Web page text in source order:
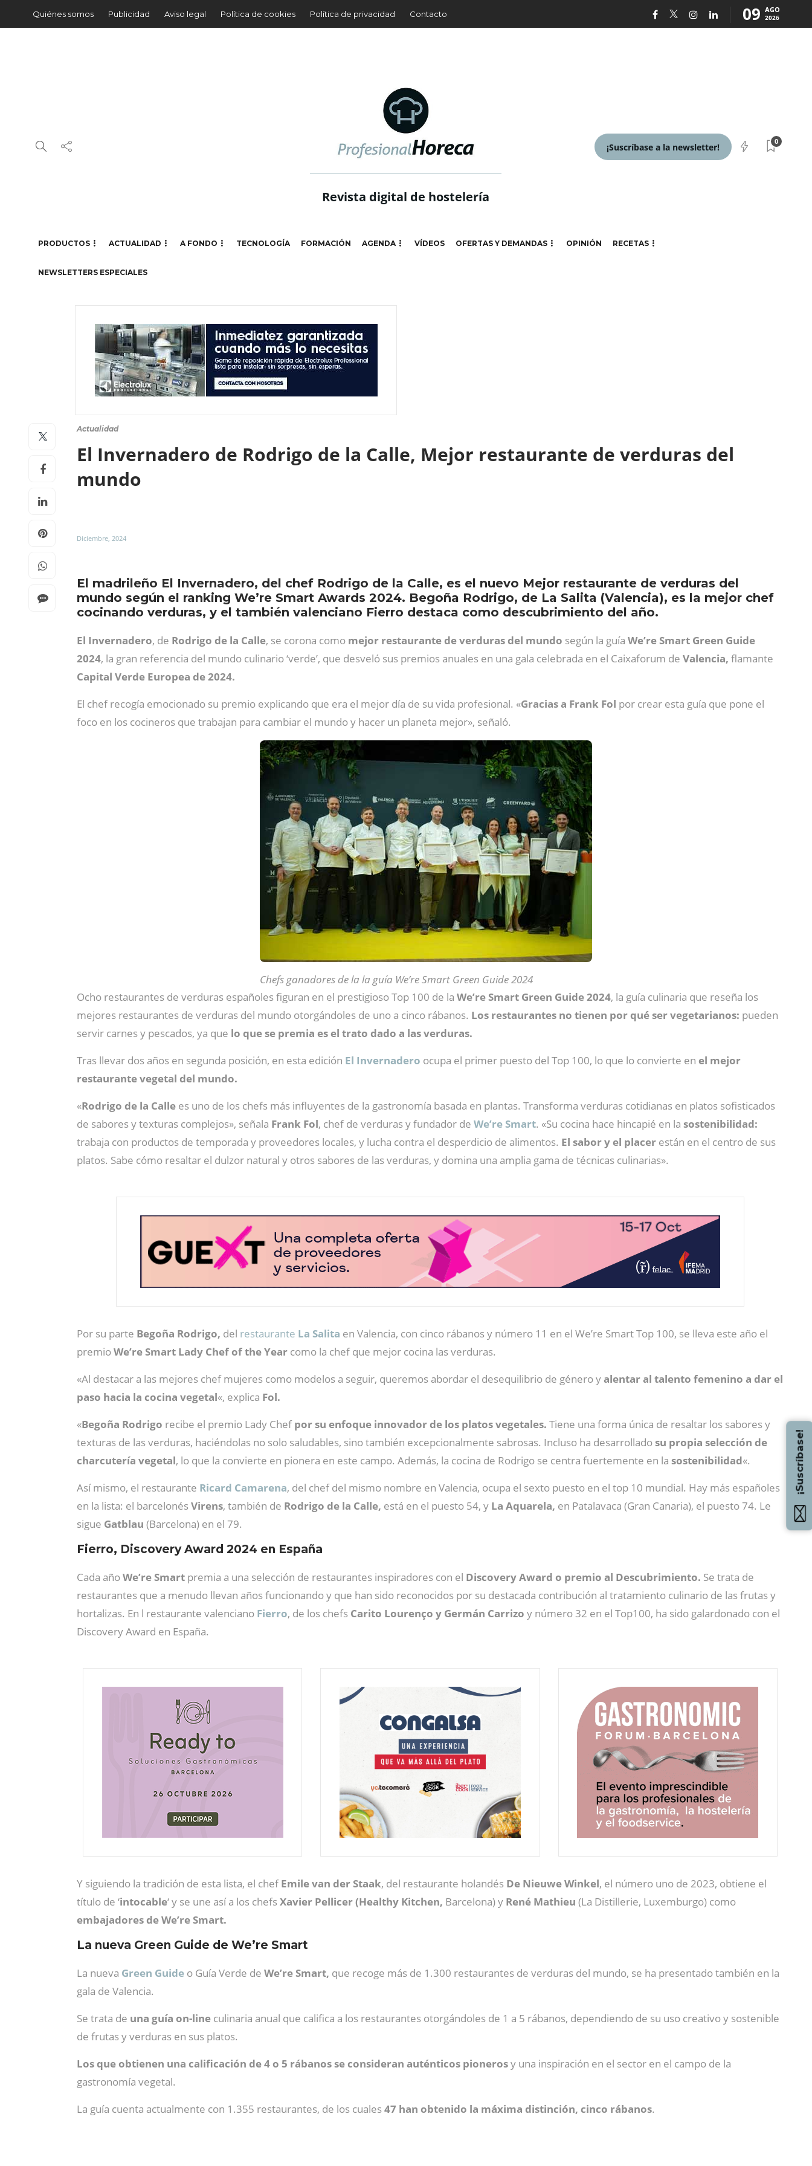
Quiénes somos Publicidad Aviso legal Política de cookies Política de privacidad Contacto 09 AGO
2026
Revista digital de hostelería
¡Suscríbase a la newsletter!
0
PRODUCTOS ACTUALIDAD A FONDO TECNOLOGÍA FORMACIÓN AGENDA VÍDEOS OFERTAS Y DEMANDAS OPINIÓN RECETAS
NEWSLETTERS ESPECIALES
Actualidad
El Invernadero de Rodrigo de la Calle, Mejor restaurante de verduras del
mundo
Diciembre, 2024
El madrileño El Invernadero, del chef Rodrigo de la Calle, es el nuevo Mejor restaurante de verduras del
mundo según el ranking We’re Smart Awards 2024. Begoña Rodrigo, de La Salita (Valencia), es la mejor chef
cocinando verduras, y el también valenciano Fierro destaca como descubrimiento del año.
El Invernadero, de Rodrigo de la Calle, se corona como mejor restaurante de verduras del mundo según la guía We’re Smart Green Guide
2024, la gran referencia del mundo culinario ‘verde’, que desveló sus premios anuales en una gala celebrada en el Caixaforum de Valencia, flamante
Capital Verde Europea de 2024.
El chef recogía emocionado su premio explicando que era el mejor día de su vida profesional. «Gracias a Frank Fol por crear esta guía que pone el
foco en los cocineros que trabajan para cambiar el mundo y hacer un planeta mejor», señaló.
Chefs ganadores de la la guía We’re Smart Green Guide 2024
Ocho restaurantes de verduras españoles figuran en el prestigioso Top 100 de la We’re Smart Green Guide 2024, la guía culinaria que reseña los
mejores restaurantes de verduras del mundo otorgándoles de uno a cinco rábanos. Los restaurantes no tienen por qué ser vegetarianos: pueden
servir carnes y pescados, ya que lo que se premia es el trato dado a las verduras.
Tras llevar dos años en segunda posición, en esta edición El Invernadero ocupa el primer puesto del Top 100, lo que lo convierte en el mejor
restaurante vegetal del mundo.
«Rodrigo de la Calle es uno de los chefs más influyentes de la gastronomía basada en plantas. Transforma verduras cotidianas en platos sofisticados
de sabores y texturas complejos», señala Frank Fol, chef de verduras y fundador de We’re Smart. «Su cocina hace hincapié en la sostenibilidad:
trabaja con productos de temporada y proveedores locales, y lucha contra el desperdicio de alimentos. El sabor y el placer están en el centro de sus
platos. Sabe cómo resaltar el dulzor natural y otros sabores de las verduras, y domina una amplia gama de técnicas culinarias».
Por su parte Begoña Rodrigo, del restaurante La Salita en Valencia, con cinco rábanos y número 11 en el We’re Smart Top 100, se lleva este año el
premioWe’re Smart Lady Chef of the Year como la chef que mejor cocina las verduras.
«Al destacar a las mejores chef mujeres como modelos a seguir, queremos abordar el desequilibrio de género yalentar al talento femenino a dar el
paso hacia la cocina vegetal«, explica Fol.
«Begoña Rodrigo recibe el premio Lady Chefpor su enfoque innovador de los platos vegetales. Tiene una forma única de resaltar los sabores y
texturas de las verduras, haciéndolas no solo saludables, sino también excepcionalmente sabrosas. Incluso ha desarrolladosu propia selección de
charcutería vegetal, lo que la convierte en pionera en este campo. Además, la cocina de Rodrigo se centra fuertemente en la sostenibilidad«.
Así mismo, el restaurante Ricard Camarena, del chef del mismo nombre en Valencia, ocupa el sexto puesto en el top 10 mundial. Hay más españoles
en la lista: el barcelonésVirens, también de Rodrigo de la Calle, está en el puesto 54, y La Aquarela, en Patalavaca (Gran Canaria), el puesto 74. Le
sigue Gatblau (Barcelona) en el 79.
Fierro, Discovery Award 2024 en España
Cada añoWe’re Smart premia a una selección de restaurantes inspiradores con el Discovery Award o premio al Descubrimiento. Se trata de
restaurantes que a menudo llevan años funcionando y que han sido reconocidos por su destacada contribución al tratamiento culinario de las frutas y
hortalizas. En l restaurante valenciano Fierro, de los chefs Carito Lourenço y Germán Carrizo y número 32 en el Top100, ha sido galardonado con el
Discovery Award en España.
Y siguiendo la tradición de esta lista, el chefEmile van der Staak, del restaurante holandés De Nieuwe Winkel, el número uno de 2023, obtiene el
título de ‘intocable‘ y se une así a los chefsXavier Pellicer (Healthy Kitchen, Barcelona) y René Mathieu (La Distillerie, Luxemburgo) como
embajadores de We’re Smart.
La nueva Green Guide de We’re Smart
La nueva Green Guide o Guía Verde de We’re Smart, que recoge más de 1.300 restaurantes de verduras del mundo, se ha presentado también en la
gala de Valencia.
Se trata de una guía on-line culinaria anual que califica a los restaurantes otorgándoles de 1 a 5 rábanos, dependiendo de su uso creativo y sostenible
de frutas y verduras en sus platos.
Los que obtienen una calificación de 4 o 5 rábanos se consideran auténticos pionerosy una inspiración en el sector en el campo de la
gastronomía vegetal.
La guía cuenta actualmente con 1.355 restaurantes, de los cuales47 han obtenido la máxima distinción, cinco rábanos.
¡Suscríbase!